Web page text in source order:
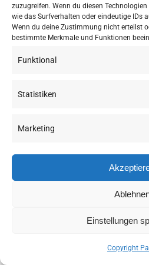
zuzugreifen. Wenn du diesen
wie das Surfverhalten oder eindeutige IDs
Wenn du deine Zustimmung nicht erteilst
bestimmte Merkmale und Funktionen
Funktional
Statistiken
Marketing
Einstellungen
Copyright
©2026 RSA FG |